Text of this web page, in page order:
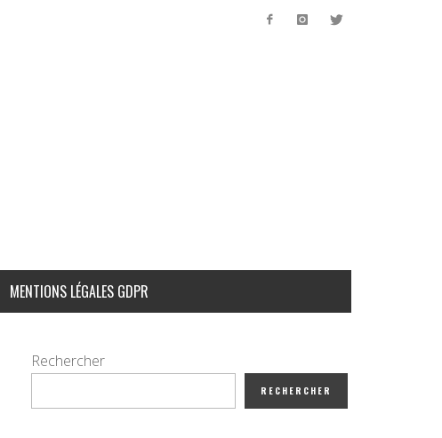
MENTIONS LÉGALES GDPR
Rechercher
RECHERCHER